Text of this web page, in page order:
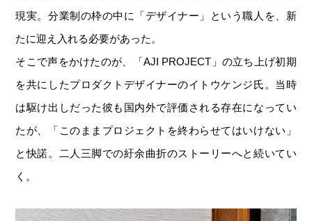
現実。分業制の枠の中に「デザイナー」という職人を、新
たに迎え入れる必要があった。
そこで声をかけたのが、「AJI PROJECT」の立ち上げ初期
を共にしたプロダクトデザイナーのイトウケンジ氏。当時
は駆け出しだった彼も国内外で評価される存在になってい
たが、「このままプロジェクトを終わらせてはいけない」
と快諾。二人三脚での紆余曲折のストーリーへと続いてい
く。